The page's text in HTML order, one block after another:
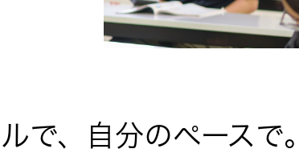
で、自分のペースで。